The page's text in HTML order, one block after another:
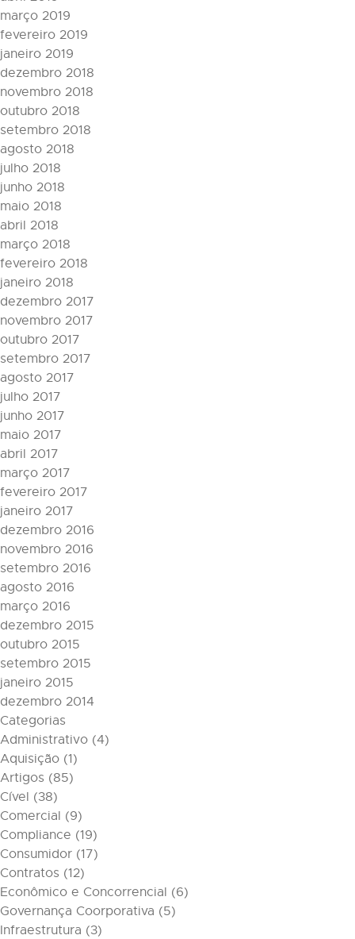
março 2019
fevereiro 2019
janeiro 2019
dezembro 2018
novembro 2018
outubro 2018
setembro 2018
agosto 2018
julho 2018
junho 2018
maio 2018
abril 2018
março 2018
fevereiro 2018
janeiro 2018
dezembro 2017
novembro 2017
outubro 2017
setembro 2017
agosto 2017
julho 2017
junho 2017
maio 2017
abril 2017
março 2017
fevereiro 2017
janeiro 2017
dezembro 2016
novembro 2016
setembro 2016
agosto 2016
março 2016
dezembro 2015
outubro 2015
setembro 2015
janeiro 2015
dezembro 2014
Categorias
Administrativo (4)
Aquisição (1)
Artigos (85)
Cível (38)
Comercial (9)
Compliance (19)
Consumidor (17)
Contratos (12)
Econômico e Concorrencial (6)
Governança Coorporativa (5)
Infraestrutura (3)